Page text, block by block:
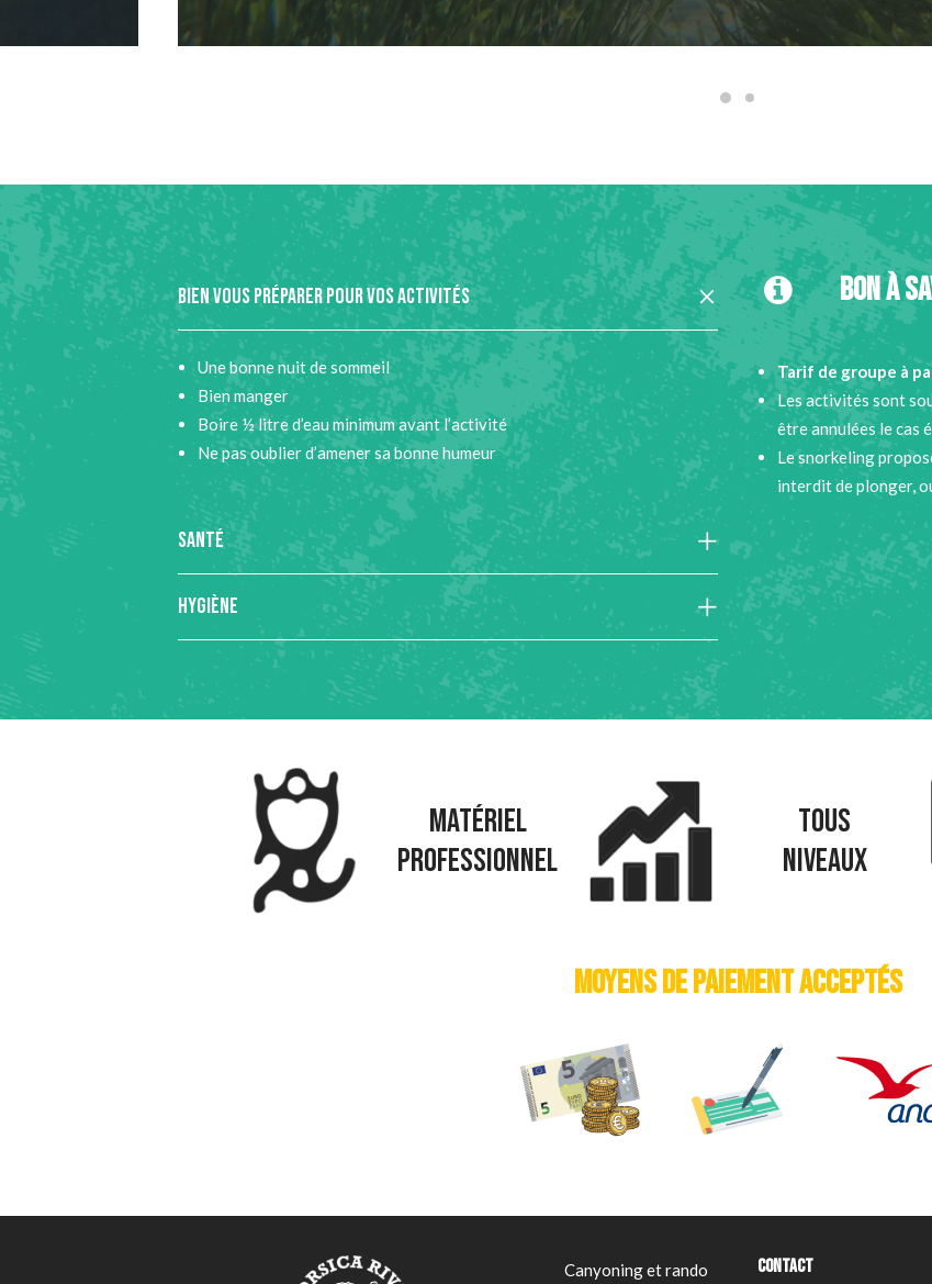
BIEN VOUS PRÉPARER POUR VOS ACTIVITÉS
Une bonne nuit de sommeil
Bien manger
Boire ½ litre d’eau minimum avant l’activité
Ne pas oublier d’amener sa bonne humeur
SANTÉ
HYGIÈNE
Bon à
Tarif de groupe à
Les activités sont
être annulées le cas
Le snorkeling
interdit de plonger,
MATÉRIEL
PROFESSIONNEL
TOUS
NIVEAUX
MOYENS DE PAIEMENT ACCEPTÉS
Canyoning et rando CONTACT